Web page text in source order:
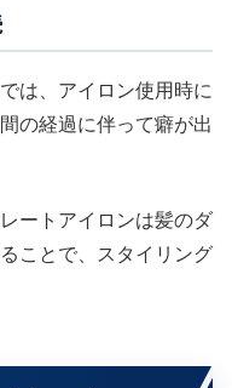
は、アイロン使用時に
の経過に伴って癖が出
ートアイロンは髪のダ
ことで、スタイリング